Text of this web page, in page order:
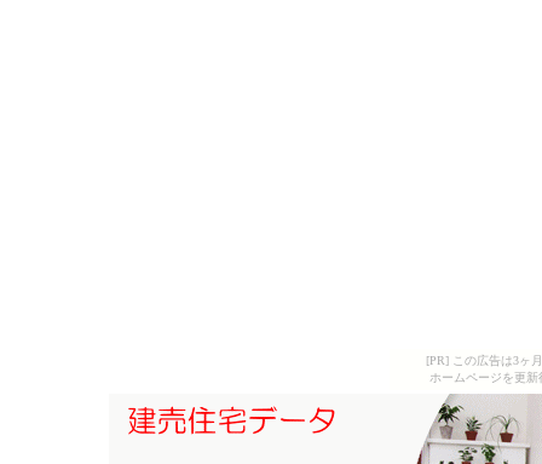
[PR] この広告は3ヶ
ホームページを更